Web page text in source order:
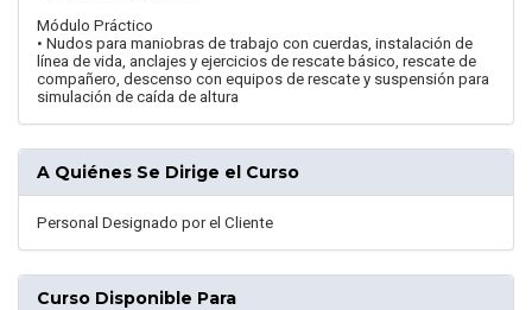
Módulo Práctico
• Nudos para maniobras de trabajo con cuerdas, instalación de
línea de vida, anclajes y ejercicios de rescate básico, rescate de
compañero, descenso con equipos de rescate y suspensión para
simulación de caída de altura
A Quiénes Se Dirige el Curso
Personal Designado por el Cliente
Curso Disponible Para